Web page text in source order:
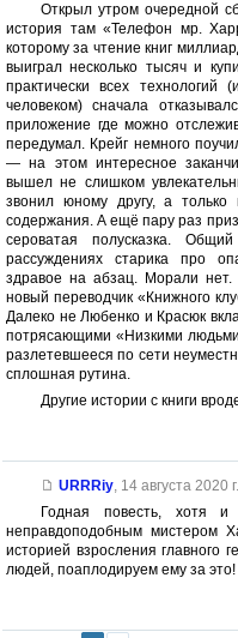
Открыл утром очередной
история там «Телефон мр.
которому за чтение книг
выиграл несколько тысяч и
практически всех
человеком) сначала
приложение где можно
передумал. Крейг немного
— на этом интересное
вышел не слишком
звонил юному другу, а
содержания. А ещё пару раз
сероватая полусказка.
рассуждениях старика про
здравое на абзац. Морали нет.
новый переводчик «Книжного
Далеко не Любенко и Красюк
потрясающими «Низкими
разлетевшееся по сети
сплошная рутина.
Другие истории с книги
URRRiy, 14 августа 2020 г.
Годная повесть, хотя
неправдоподобным мистером
историей взросления главного
людей, поаплодируем ему за